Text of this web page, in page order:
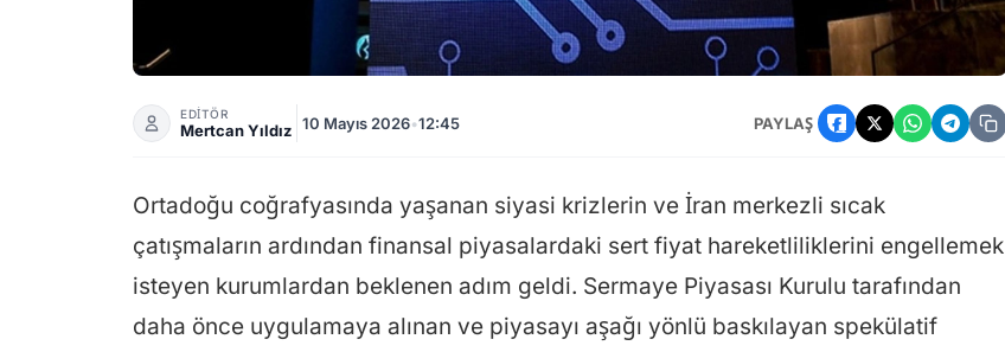
EDİTÖR
Mertcan Yıldız 10 Mayıs 2026•12:45 PAYLAŞ
Ortadoğu coğrafyasında yaşanan siyasi krizlerin ve İran merkezli sıcak
çatışmaların ardından finansal piyasalardaki sert fiyat hareketliliklerini engellemek
isteyen kurumlardan beklenen adım geldi. Sermaye Piyasası Kurulu tarafından
daha önce uygulamaya alınan ve piyasayı aşağı yönlü baskılayan spekülatif